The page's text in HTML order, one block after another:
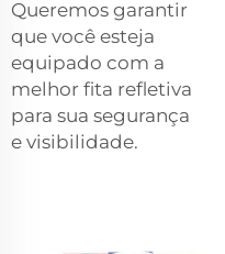
Queremos garantir
que você esteja
equipado com a
melhor fita refletiva
para sua segurança
e visibilidade.